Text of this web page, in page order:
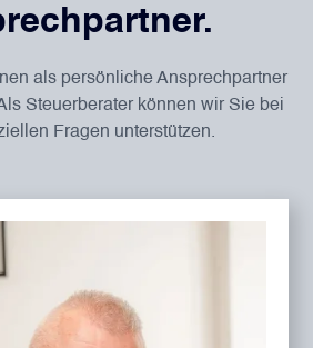
als persönliche Ansprechpartner
Steuerberater können wir Sie bei
Fragen unterstützen.